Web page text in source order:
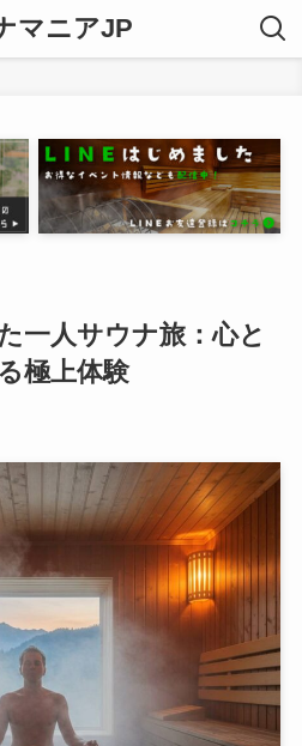
マニアJP
一人サウナ旅：心と
極上体験